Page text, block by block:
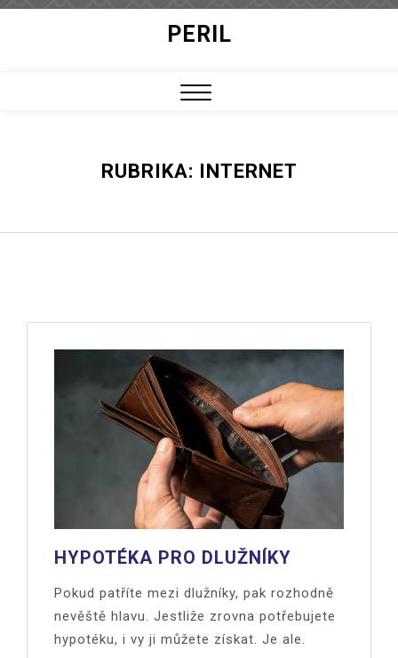
PERIL
RUBRIKA: INTERNET
HYPOTÉKA PRO DLUŽNÍKY
Pokud patříte mezi dlužníky, pak rozhodně
nevěště hlavu. Jestliže zrovna potřebujete
hypotéku, i vy ji můžete získat. Je ale.